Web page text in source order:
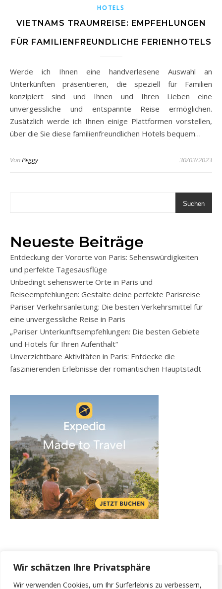
Wir schätzen Ihre Privatsphäre
Wir verwenden Cookies, um Ihr Surferlebnis zu verbessern,
HOTELS
VIETNAMS TRAUMREISE: EMPFEHLUNGEN
FÜR FAMILIENFREUNDLICHE FERIENHOTELS
Werde ich Ihnen eine handverlesene Auswahl an
Unterkünften präsentieren, die speziell für Familien
konzipiert sind und Ihnen und Ihren Lieben eine
unvergessliche und entspannte Reise ermöglichen.
Zusätzlich werde ich Ihnen einige Plattformen vorstellen,
über die Sie diese familienfreundlichen Hotels bequem…
VonPeggy 30/03/2023
Suchen
Neueste Beiträge
Entdeckung der Vororte von Paris: Sehenswürdigkeiten
und perfekte Tagesausflüge
Unbedingt sehenswerte Orte in Paris und
Reiseempfehlungen: Gestalte deine perfekte Parisreise
Pariser Verkehrsanleitung: Die besten Verkehrsmittel für
eine unvergessliche Reise in Paris
„Pariser Unterkunftsempfehlungen: Die besten Gebiete
und Hotels für Ihren Aufenthalt“
Unverzichtbare Aktivitäten in Paris: Entdecke die
faszinierenden Erlebnisse der romantischen Hauptstadt